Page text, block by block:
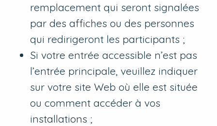
remplacement qui seront signalées
par des affiches ou des personnes
qui redirigeront les participants ;
Si votre entrée accessible n’est pas
l’entrée principale, veuillez indiquer
sur votre site Web où elle est située
ou comment accéder à vos
installations ;